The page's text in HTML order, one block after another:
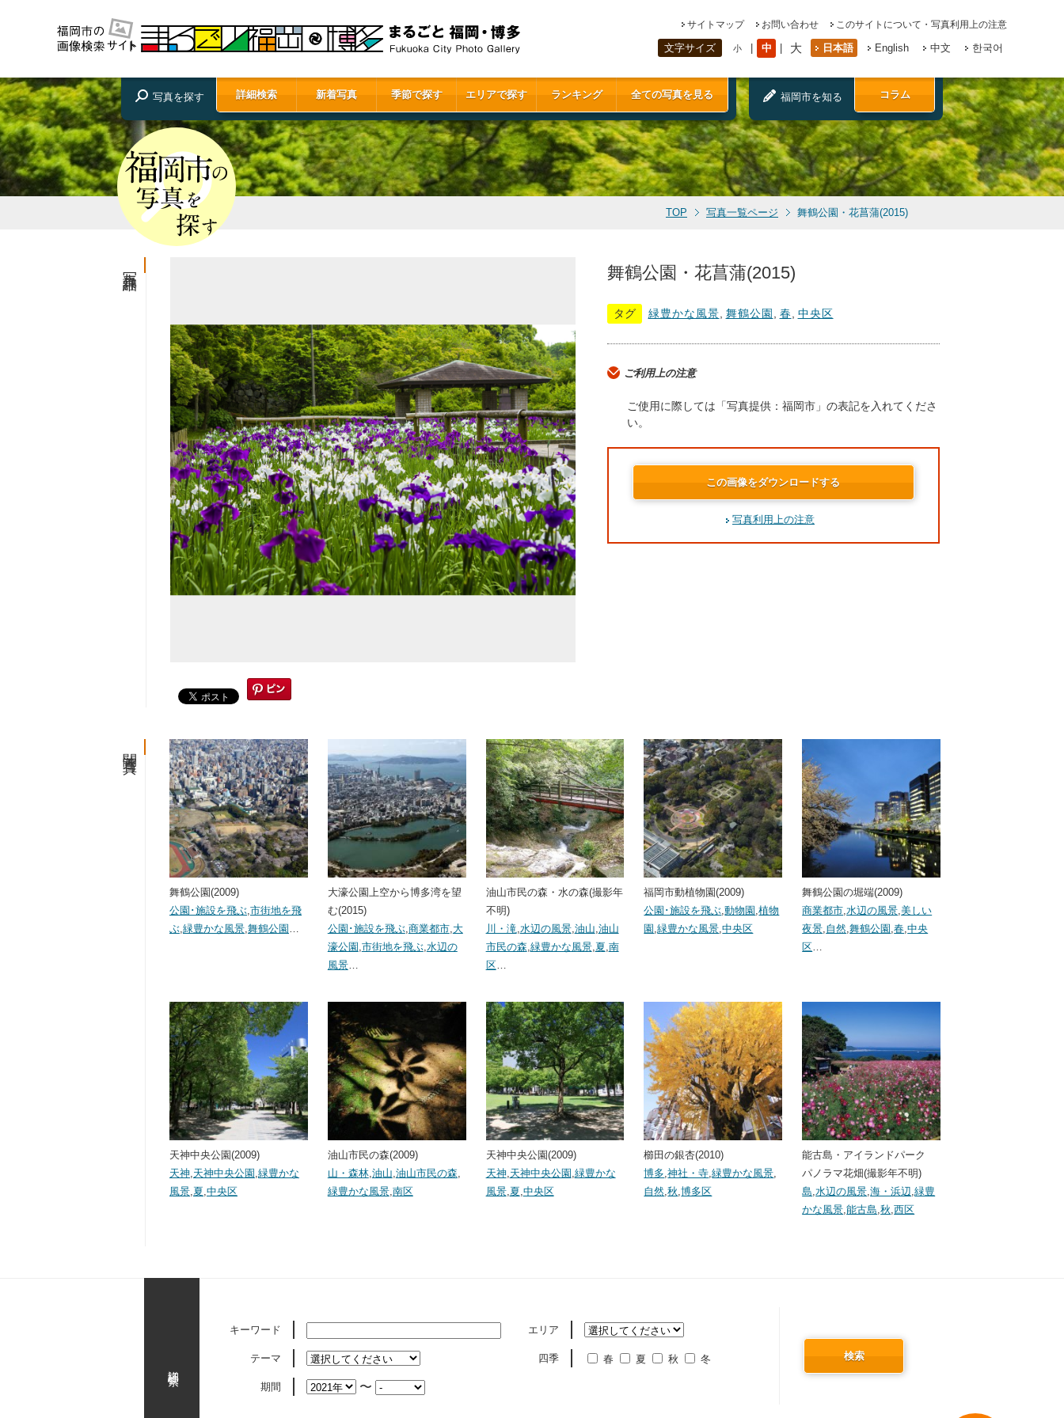
サイトマップ お問い合わせ このサイトについて・写真利用上の注意
文字サイズ 小 中 大 日本語 English 中文 한국어
写真を探す 詳細検索 新着写真 季節で探す エリアで探す ランキング 全ての写真を見る 福岡市を知る コラム
TOP 写真一覧ページ 舞鶴公園・花菖蒲(2015)
舞鶴公園・花菖蒲(2015)
タグ 緑豊かな風景 舞鶴公園 春 中央区
ご利用上の注意
ご使用に際しては「写真提供：福岡市」の表記を入れてくださ
い。
この画像をダウンロードする
写真利用上の注意
舞鶴公園(2009)
公園･施設を飛ぶ 市街地を飛
ぶ 緑豊かな風景 舞鶴公園
大濠公園上空から博多湾を望
む(2015)
公園･施設を飛ぶ, 商業都市, 大
濠公園 市街地を飛ぶ, 水辺の
風景…
油山市民の森・水の森(撮影年
不明)
川・滝 水辺の風景, 油山 油山
市民の森 緑豊かな風景, 夏 南
区…
福岡市動植物園(2009)
公園･施設を飛ぶ ,動物園 ,植物
園 ,緑豊かな風景 ,中央区
舞鶴公園の堀端(2009)
商業都市 ,水辺の風景 ,美しい
夜景 自然 ,舞鶴公園 ,春 ,中央
区
天神中央公園(2009)
天神 天神中央公園 緑豊かな
風景 夏 中央区
油山市民の森(2009)
山・森林, 油山 油山市民の森
緑豊かな風景, 南区
天神中央公園(2009)
天神, 天神中央公園 緑豊かな
風景, 夏 中央区
櫛田の銀杏(2010)
博多 ,神社・寺 ,緑豊かな風景
自然 ,秋 ,博多区
能古島・アイランドパーク
パノラマ花畑(撮影年不明)
島 ,水辺の風景 ,海・浜辺 ,緑豊
かな風景 ,能古島 ,秋 ,西区
キーワード エリア
テーマ 四季 春 夏 秋 冬
期間 〜
検索